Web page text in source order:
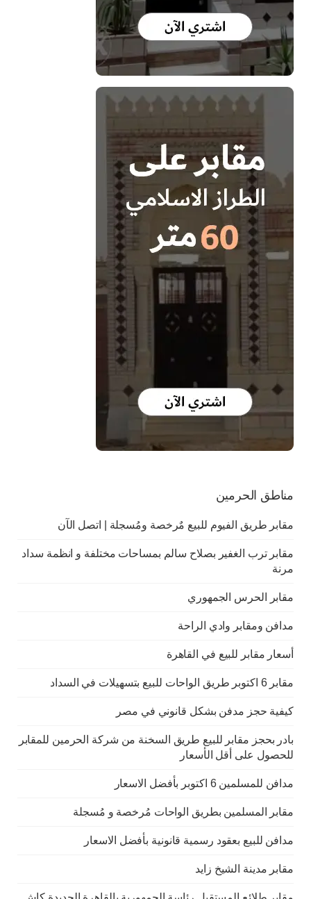
مناطق الحرمين
مقابر طريق الفيوم للبيع مٌرخصة ومُسجلة | اتصل الآن
مقابر ترب الغفير بصلاح سالم بمساحات مختلفة و انظمة سداد
مرنة
مقابر الحرس الجمهوري
مدافن ومقابر وادي الراحة
أسعار مقابر للبيع في القاهرة
مقابر 6 اكتوبر طريق الواحات للبيع بتسهيلات في السداد
كيفية حجز مدفن بشكل قانوني في مصر
بادر بحجز مقابر للبيع طريق السخنة من شركة الحرمين للمقابر
للحصول على أقل الأسعار
مدافن للمسلمين 6 اكتوبر بأفضل الاسعار
مقابر المسلمين بطريق الواحات مُرخصة و مُسجلة
مدافن للبيع بعقود رسمية قانونية بأفضل الاسعار
مقابر مدينة الشيخ زايد